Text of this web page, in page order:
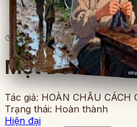
9lượt đọc· 10chương
Một Đời Là
Tác giả: HOÀN CHÂU CÁCH
Trạng thái: Hoàn thành
Hiện đại